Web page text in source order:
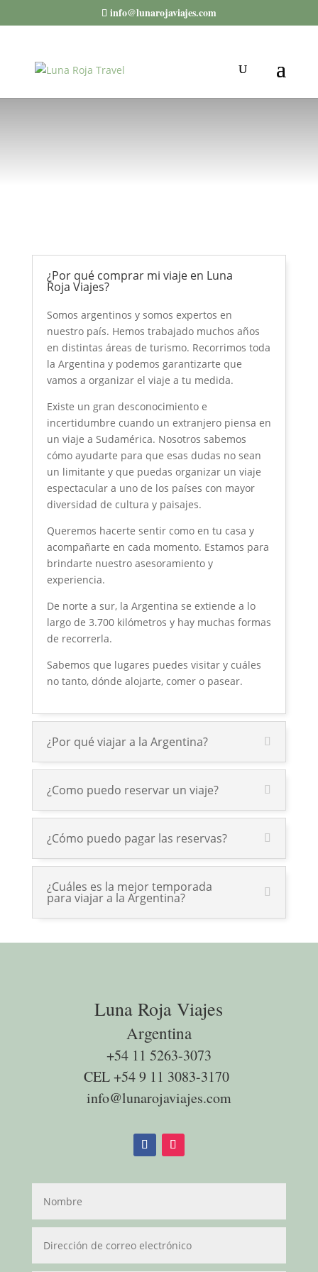
info@lunarojaviajes.com
¿Por qué comprar mi viaje en Luna
Roja Viajes?
Somos argentinos y somos expertos en
nuestro país. Hemos trabajado muchos años
en distintas áreas de turismo. Recorrimos toda
la Argentina y podemos garantizarte que
vamos a organizar el viaje a tu medida.
Existe un gran desconocimiento e
incertidumbre cuando un extranjero piensa en
un viaje a Sudamérica. Nosotros sabemos
cómo ayudarte para que esas dudas no sean
un limitante y que puedas organizar un viaje
espectacular a uno de los países con mayor
diversidad de cultura y paisajes.
Queremos hacerte sentir como en tu casa y
acompañarte en cada momento. Estamos para
brindarte nuestro asesoramiento y
experiencia.
De norte a sur, la Argentina se extiende a lo
largo de 3.700 kilómetros y hay muchas formas
de recorrerla.
Sabemos que lugares puedes visitar y cuáles
no tanto, dónde alojarte, comer o pasear.
¿Por qué viajar a la Argentina?
¿Como puedo reservar un viaje?
¿Cómo puedo pagar las reservas?
¿Cuáles es la mejor temporada
para viajar a la Argentina?
Luna Roja Viajes
Argentina
+54 11 5263-3073
CEL +54 9 11 3083-3170
info@lunarojaviajes.com